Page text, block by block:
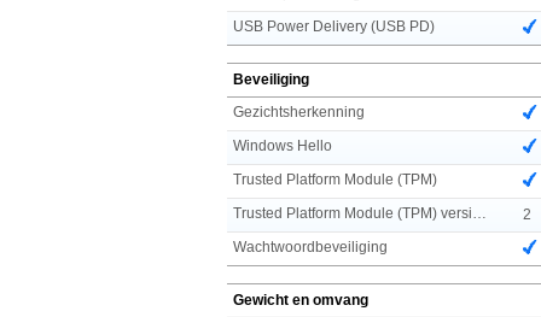
USB Power Delivery (USB PD)
Beveiliging
Gezichtsherkenning
Windows Hello
Trusted Platform Module (TPM)
2
Wachtwoordbeveiliging
Gewicht en omvang